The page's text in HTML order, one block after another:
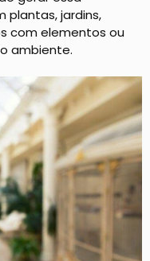
plantas, jardins,
com elementos ou
ambiente.